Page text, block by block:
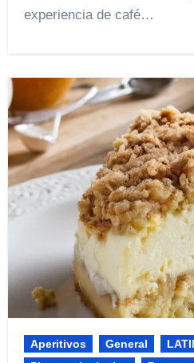
experiencia de café…
Aperitivos General